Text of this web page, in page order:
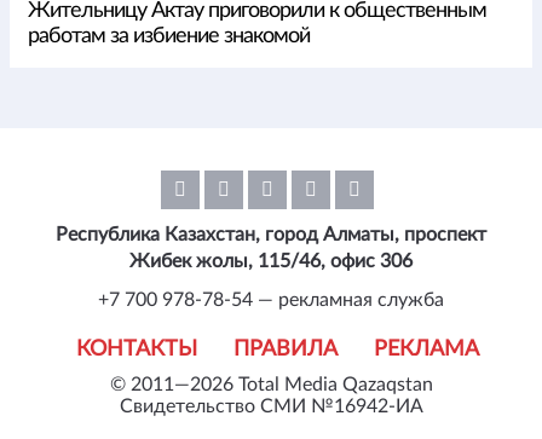
Жительницу Актау приговорили к общественным
работам за избиение знакомой
© 2011—2026 Total Media Qazaqstan
Свидетельство СМИ №16942-ИА
КОНТАКТЫ ПРАВИЛА РЕКЛАМА
Республика Казахстан, город Алматы, проспект
Жибек жолы, 115/46, офис 306
+7 700 978-78-54 — рекламная служба